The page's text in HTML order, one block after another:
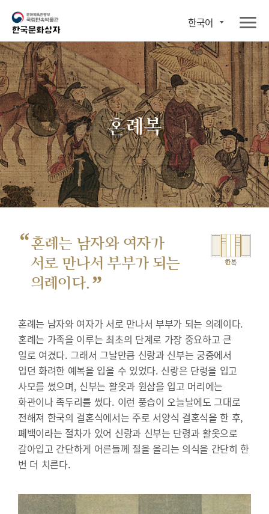
한국어
혼례복
“혼례는 남자와 여자가
서로 만나서 부부가 되는
의례이다. ”
한복
혼례는 남자와 여자가 서로 만나서 부부가 되는 의례이다.
혼례는 가족을 이루는 최초의 단계로 가장 중요하고 큰
일로 여겼다. 그래서 그날만큼 신랑과 신부는 궁중에서
입던 화려한 예복을 입을 수 있었다. 신랑은 단령을 입고
사모를 썼으며, 신부는 활옷과 원삼을 입고 머리에는
화관이나 족두리를 썼다. 이런 풍습이 오늘날에도 그대로
전해져 한국의 결혼식에서는 주로 서양식 결혼식을 한 후,
폐백이라는 절차가 있어 신랑과 신부는 단령과 활옷으로
갈아입고 간단하게 어른들께 절을 올리는 의식을 간단히 한
번 더 치른다.